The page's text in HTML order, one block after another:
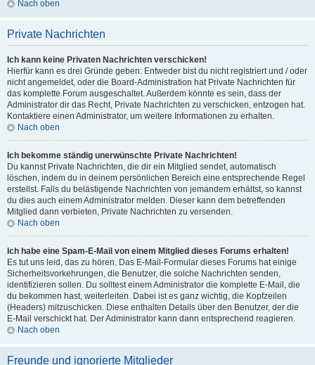
Nach oben
Private Nachrichten
Ich kann keine Privaten Nachrichten verschicken!
Hierfür kann es drei Gründe geben: Entweder bist du nicht registriert und / oder
nicht angemeldet, oder die Board-Administration hat Private Nachrichten für
das komplette Forum ausgeschaltet. Außerdem könnte es sein, dass der
Administrator dir das Recht, Private Nachrichten zu verschicken, entzogen hat.
Kontaktiere einen Administrator, um weitere Informationen zu erhalten.
Nach oben
Ich bekomme ständig unerwünschte Private Nachrichten!
Du kannst Private Nachrichten, die dir ein Mitglied sendet, automatisch
löschen, indem du in deinem persönlichen Bereich eine entsprechende Regel
erstellst. Falls du belästigende Nachrichten von jemandem erhältst, so kannst
du dies auch einem Administrator melden. Dieser kann dem betreffenden
Mitglied dann verbieten, Private Nachrichten zu versenden.
Nach oben
Ich habe eine Spam-E-Mail von einem Mitglied dieses Forums erhalten!
Es tut uns leid, das zu hören. Das E-Mail-Formular dieses Forums hat einige
Sicherheitsvorkehrungen, die Benutzer, die solche Nachrichten senden,
identifizieren sollen. Du solltest einem Administrator die komplette E-Mail, die
du bekommen hast, weiterleiten. Dabei ist es ganz wichtig, die Kopfzeilen
(Headers) mitzuschicken. Diese enthalten Details über den Benutzer, der die
E-Mail verschickt hat. Der Administrator kann dann entsprechend reagieren.
Nach oben
Freunde und ignorierte Mitglieder